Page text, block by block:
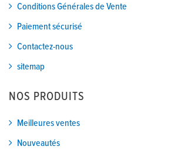
Conditions Générales de Vente
Paiement sécurisé
Contactez-nous
sitemap
NOS PRODUITS
Meilleures ventes
Nouveautés